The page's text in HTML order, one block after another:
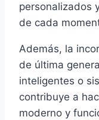
personalizados
de cada
Además, la
de última
inteligentes o
contribuye a
moderno y